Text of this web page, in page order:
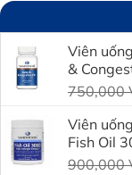
Viên
&
750,000
Viên
Fish Oil
900,000